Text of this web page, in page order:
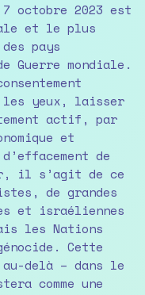
octobre 2023 est
et le plus
pays
Guerre mondiale.
yeux, laisser
actif, par
et
de
il s’agit de ce
de grandes
et israéliennes
les Nations
Cette
delà – dans le
comme une